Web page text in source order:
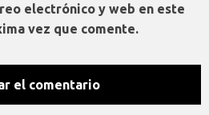
electrónico y web en este
vez que comente.